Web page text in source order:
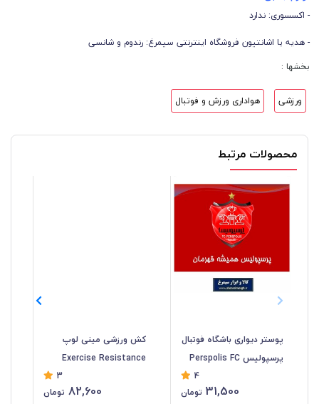
- اکسسوری: ندارد
- هدیه یا اشانتیون فروشگاه اینترنتی سیمرغ: رندوم و شانسی
بخشها :
ورزشی هواداری ورزش و فوتبال
محصولات مرتبط
پوستر دیواری باشگاه فوتبال
پرسپولیس Perspolis FC
کاغذ گلاسه طرح همیشه
4
31,500 تومان
کش ورزشی مینی لوپ
Exercise Resistance
Belt در 5 رنگ و کشش
متنوع با کیف و جعبه VKB-
3
82,600 تومان